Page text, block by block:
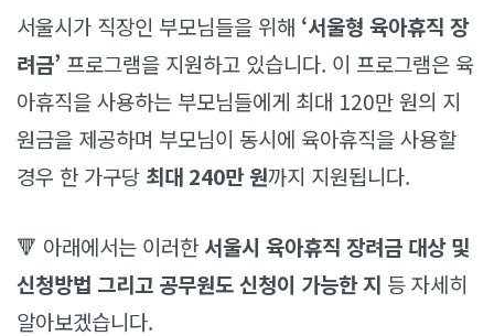
서울시가 직장인 부모님들을 위해 ‘서울형 육아휴직 장
려금’ 프로그램을 지원하고 있습니다. 이 프로그램은 육
아휴직을 사용하는 부모님들에게 최대 120만 원의 지
원금을 제공하며 부모님이 동시에 육아휴직을 사용할
경우 한 가구당 최대 240만 원까지 지원됩니다.
🔻 아래에서는 이러한서울시 육아휴직 장려금 대상 및
신청방법 그리고 공무원도 신청이 가능한 지 등 자세히
알아보겠습니다.